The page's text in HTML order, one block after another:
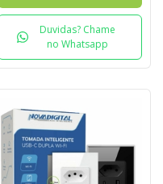
Duvidas? Chame
no Whatsapp